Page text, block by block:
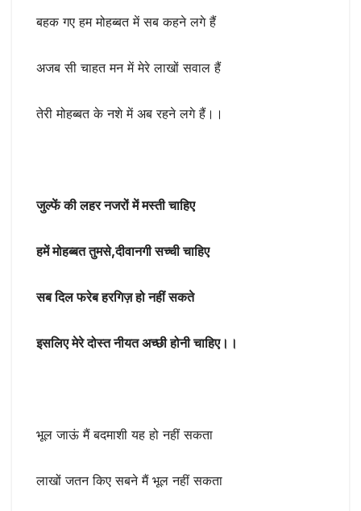
बहक गए हम मोहब्बत में सब कहने लगे हैं
अजब सी चाहत मन में मेरे लाखों सवाल हैं
तेरी मोहब्बत के नशे में अब रहने लगे हैं।।
जुल्फें की लहर नजरों में मस्ती चाहिए
हमें मोहब्बत तुमसे,दीवानगी सच्ची चाहिए
सब दिल फरेब हरगिज़ हो नहीं सकते
इसलिए मेरे दोस्त नीयत अच्छी होनी चाहिए।।
भूल जाऊं मैं बदमाशी यह हो नहीं सकता
लाखों जतन किए सबने मैं भूल नहीं सकता